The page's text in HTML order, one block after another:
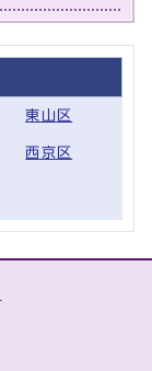
東山区
西京区